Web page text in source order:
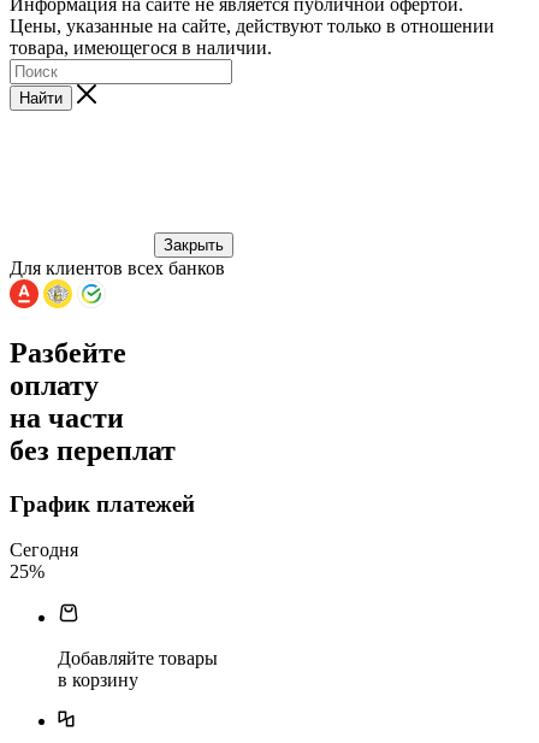
Цены, указанные на сайте, действуют только в отношении
товара, имеющегося в наличии.
Найти
Закрыть
Для клиентов всех банков
Разбейте
оплату
на части
без переплат
График платежей
Сегодня
25%
Добавляйте товары
в корзину